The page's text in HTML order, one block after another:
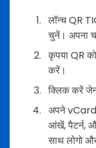
लॉन्च QR
चुनें। अपना
कृपया QR
करें।
क्लिक करें
अपने
आंखें, पैटर्न,
साथ लोगो